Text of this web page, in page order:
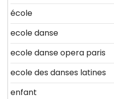
école
ecole danse
ecole danse opera paris
ecole des danses latines
enfant